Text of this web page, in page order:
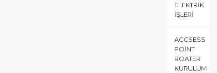
ELEKTRIK
İŞLERI
ACCSESS
POINT
ROATER
KURULUM